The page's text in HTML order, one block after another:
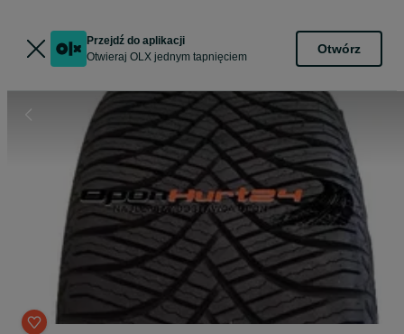
Przejdź do aplikacji
Otwieraj OLX jednym tapnięciem
Otwórz